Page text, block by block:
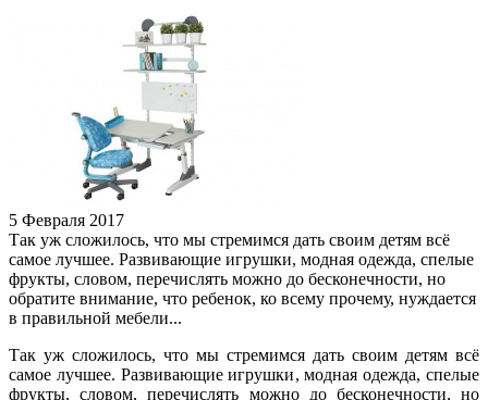
5 Февраля 2017
Так уж сложилось, что мы стремимся дать своим детям всё
самое лучшее. Развивающие игрушки, модная одежда, спелые
фрукты, словом, перечислять можно до бесконечности, но
обратите внимание, что ребенок, ко всему прочему, нуждается
в правильной мебели...
Так уж сложилось, что мы стремимся дать своим детям всё
самое лучшее. Развивающие игрушки, модная одежда, спелые
фрукты, словом, перечислять можно до бесконечности, но